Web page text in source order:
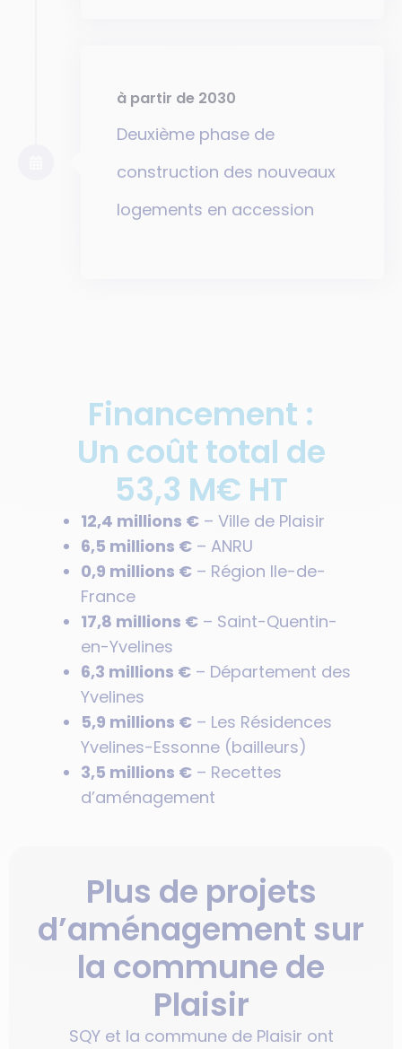
à partir de 2030
Deuxième phase de
construction des nouveaux
logements en accession
Financement :
Un coût total de
53,3 M€ HT
12,4 millions € – Ville de Plaisir
6,5 millions € – ANRU
0,9 millions € – Région Ile-de-
France
17,8 millions € – Saint-Quentin-
en-Yvelines
6,3 millions € – Département des
Yvelines
5,9 millions € – Les Résidences
Yvelines-Essonne (bailleurs)
3,5 millions € – Recettes
d’aménagement
Plus de projets
d’aménagement sur
la commune de
Plaisir
SQY et la commune de Plaisir ont